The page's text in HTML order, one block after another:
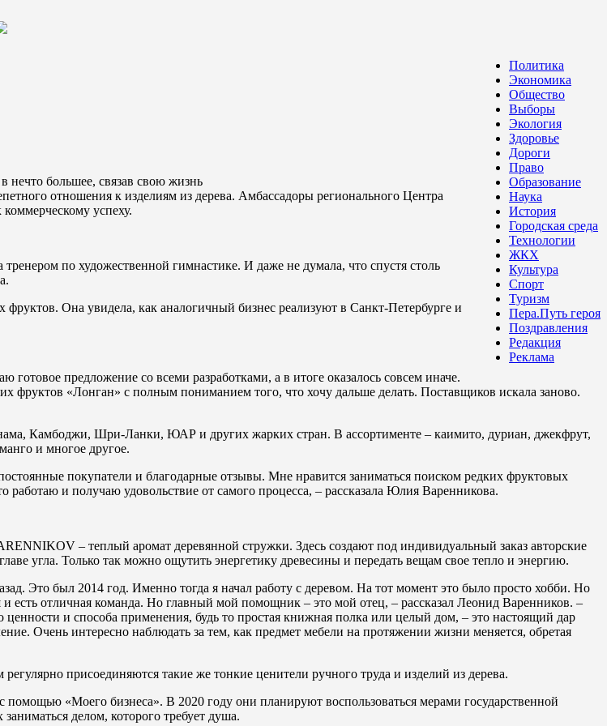
Политика
Экономика
Общество
Выборы
Экология
Здоровье
Дороги
Право
Образование
Наука
История
Городская среда
Технологии
ЖКХ
Культура
Спорт
Туризм
Пера.Путь героя
Поздравления
Редакция
Реклама
нечто большее, связав свою жизнь
отношения к изделиям из дерева. Амбассадоры регионального Центра
успеху.
по художественной гимнастике. И даже не думала, что спустя столь
Она увидела, как аналогичный бизнес реализуют в Санкт-Петербурге и
предложение со всеми разработками, а в итоге оказалось совсем иначе.
фруктов «Лонган» с полным пониманием того, что хочу дальше делать. Поставщиков искала заново.
Камбоджи, Шри-Ланки, ЮАР и других жарких стран. В ассортименте – каимито, дуриан, джекфрут,
и многое другое.
покупатели и благодарные отзывы. Мне нравится заниматься поиском редких фруктовых
и получаю удовольствие от самого процесса, – рассказала Юлия Варенникова.
– теплый аромат деревянной стружки. Здесь создают под индивидуальный заказ авторские
угла. Только так можно ощутить энергетику древесины и передать вещам свое тепло и энергию.
Это был 2014 год. Именно тогда я начал работу с деревом. На тот момент это было просто хобби. Но
и есть отличная команда. Но главный мой помощник – это мой отец, – рассказал Леонид Варенников. –
ценности и способа применения, будь то простая книжная полка или целый дом, – это настоящий дар
Очень интересно наблюдать за тем, как предмет мебели на протяжении жизни меняется, обретая
присоединяются такие же тонкие ценители ручного труда и изделий из дерева.
«Моего бизнеса». В 2020 году они планируют воспользоваться мерами государственной
делом, которого требует душа.